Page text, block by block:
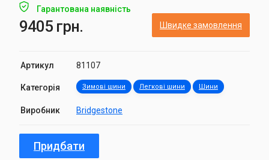
Гарантована наявність
9405 грн. Швидке замовлення
Артикул 81107
Категорія Зимові шини Легкові шини Шини
Виробник Bridgestone
Придбати